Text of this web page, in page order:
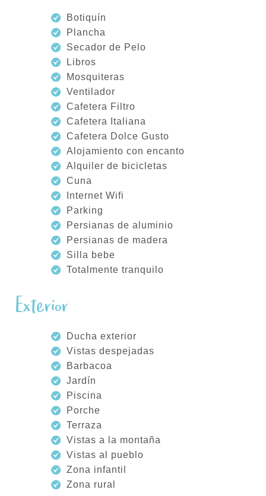
Botiquín
Plancha
Secador de Pelo
Libros
Mosquiteras
Ventilador
Cafetera Filtro
Cafetera Italiana
Cafetera Dolce Gusto
Alojamiento con encanto
Alquiler de bicicletas
Cuna
Internet Wifi
Parking
Persianas de aluminio
Persianas de madera
Silla bebe
Totalmente tranquilo
Exterior
Ducha exterior
Vistas despejadas
Barbacoa
Jardín
Piscina
Porche
Terraza
Vistas a la montaña
Vistas al pueblo
Zona infantil
Zona rural